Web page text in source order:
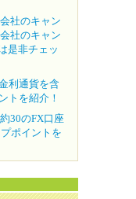
社のキャン
社のキャン
是非チェッ
利通貨を含
トを紹介！
30のFX口座
ポイントを